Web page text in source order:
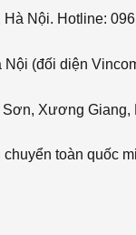
Nội. Hotline:
(đối diện
Xương Giang,
toàn quốc